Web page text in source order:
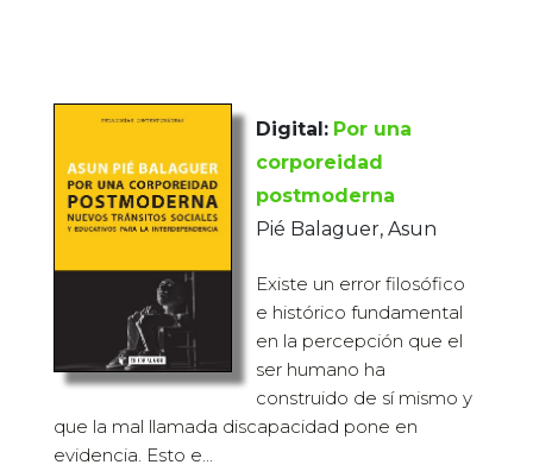
Digital: Por una
corporeidad
postmoderna
Pié Balaguer, Asun
Existe un error filosófico
e histórico fundamental
en la percepción que el
ser humano ha
construido de sí mismo y
que la mal llamada discapacidad pone en
evidencia. Esto e...